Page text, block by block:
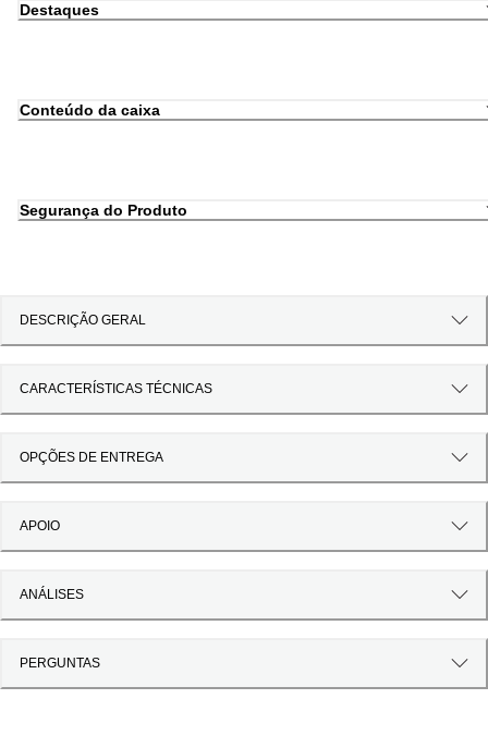
Destaques
Conteúdo da caixa
Segurança do Produto
DESCRIÇÃO GERAL
CARACTERÍSTICAS TÉCNICAS
OPÇÕES DE ENTREGA
APOIO
ANÁLISES
PERGUNTAS